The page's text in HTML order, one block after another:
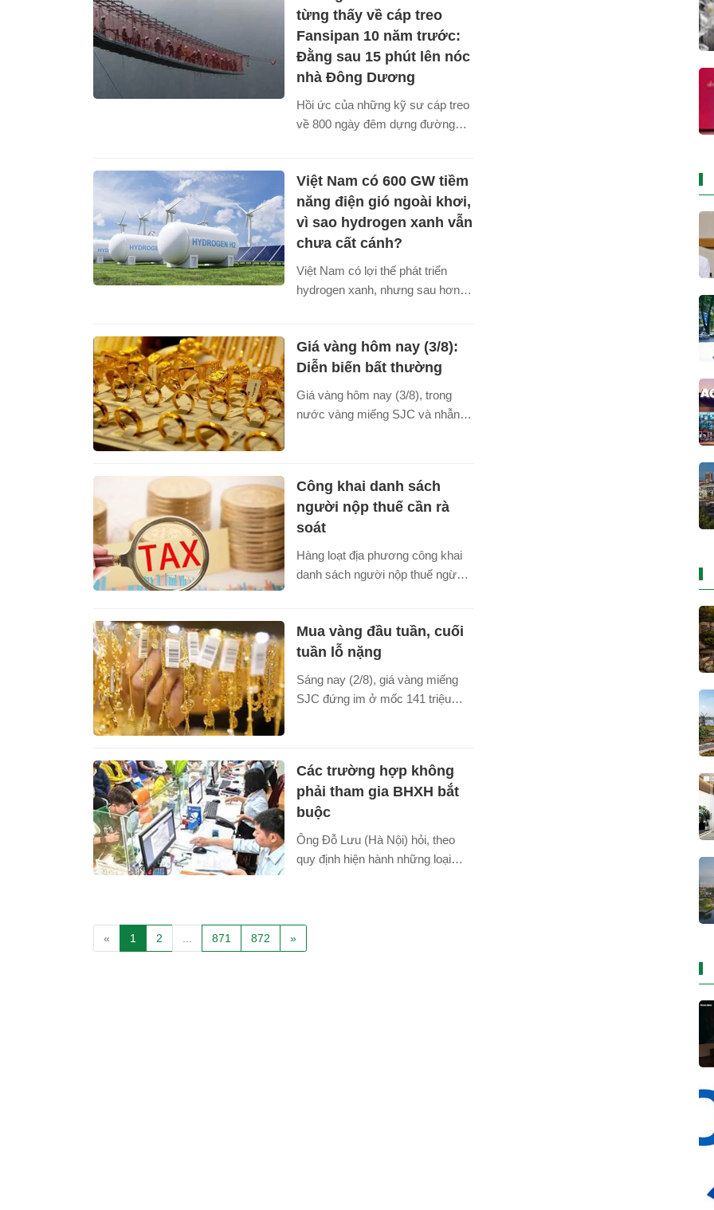
diễn biến giá nhiên liệu thế giới và
giá lương thực, thực phẩm hạ
nhờ nguồn cung dồi dào. So với
tháng 12/2025, CPI tăng 3,08%
năm trước.
từng thấy về cáp treo
Fansipan 10 năm trước:
Đằng sau 15 phút lên nóc
nhà Đông Dương
Hồi ức của những kỹ sư cáp treo
về 800 ngày đêm dựng đường
Việt Nam có 600 GW tiềm
năng điện gió ngoài khơi,
vì sao hydrogen xanh vẫn
chưa cất cánh?
Việt Nam có lợi thế phát triển
hydrogen xanh, nhưng sau hơn
thuật và vốn chưa theo kịp mục
tiêu.
Giá vàng hôm nay (3/8):
Diễn biến bất thường
Giá vàng hôm nay (3/8), trong
nước vàng miếng SJC và nhẫn
USD/ounce.
Công khai danh sách
người nộp thuế cần rà
soát
Hàng loạt địa phương công khai
danh sách người nộp thuế ngừng
mã số thuế và không hoạt động
tại địa chỉ đã đăng ký.
Mua vàng đầu tuần, cuối
tuần lỗ nặng
Sáng nay (2/8), giá vàng miếng
SJC đứng im ở mốc 141 triệu
vàng trong ngắn hạn vẫn chịu
thua lỗ đáng kể, do giá đi xuống
và khoảng cách giữa giá mua -
bán vẫn duy trì ở mức rất cao.
Các trường hợp không
phải tham gia BHXH bắt
buộc
Ông Đỗ Lưu (Hà Nội) hỏi, theo
quy định hiện hành những loại
« 1 2 871 872 »